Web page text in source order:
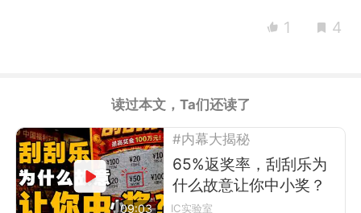
1 4
读过本文，Ta们还读了
09:03
#内幕大揭秘
65%返奖率，刮刮乐为
什么故意让你中小奖？
IC实验室